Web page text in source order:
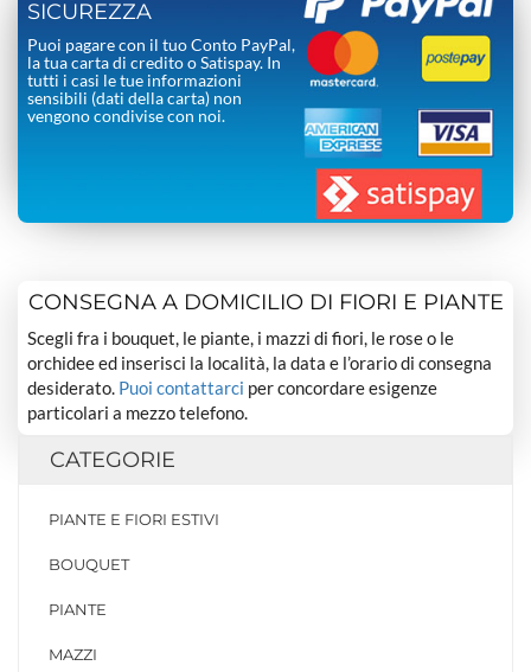
SICUREZZA
Puoi pagare con il tuo Conto PayPal,
la tua carta di credito o Satispay. In
tutti i casi le tue informazioni
sensibili (dati della carta) non
vengono condivise con noi.
CONSEGNA A DOMICILIO DI FIORI E PIANTE
Scegli fra i bouquet, le piante, i mazzi di fiori, le rose o le
orchidee ed inserisci la località, la data e l’orario di consegna
desiderato. Puoi contattarci per concordare esigenze
particolari a mezzo telefono.
CATEGORIE
PIANTE E FIORI ESTIVI
BOUQUET
PIANTE
MAZZI